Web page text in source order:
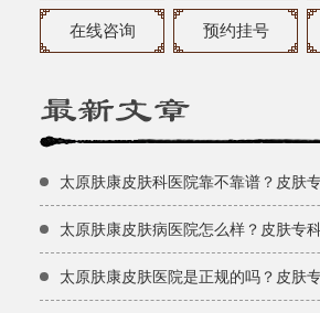
在线咨询 预约挂号
太原肤康皮肤科医院靠不靠谱？皮肤
太原肤康皮肤病医院怎么样？皮肤专
太原肤康皮肤医院是正规的吗？皮肤